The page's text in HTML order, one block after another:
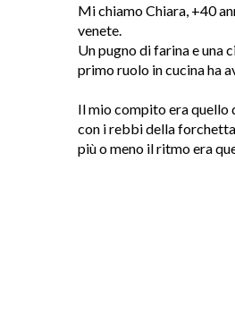
Mi chiamo Chiara, +40
venete.
Un pugno di farina e una
primo ruolo in cucina ha
Il mio compito era quello
con i rebbi della
più o meno il ritmo era